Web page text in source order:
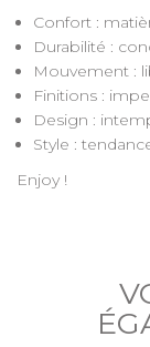
Confort :
Durabilité :
Mouvement :
Finitions :
Design :
Style :
Enjoy !